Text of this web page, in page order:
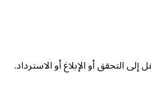
إلى التحقق أو الإبلاغ أو الاسترداد.